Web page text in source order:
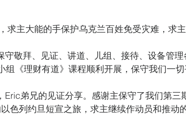
求主大能的手保护乌克兰百姓免受灾难，求
守敬拜、见证、讲道、儿组、接待、设备管
组《理财有道》课程顺利开展，保守我们一
弟兄的见证分享。感谢主保守了我们第三
色列约旦短宣之旅，求主继续作动员和推动的